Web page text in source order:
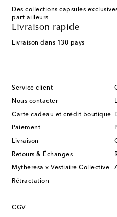
Des collections capsules
part ailleurs
Livraison rapide
Livraison dans 130 pays
Service client
Nous contacter
Carte cadeau et crédit boutique
Paiement
Livraison
Retours & Échanges
Mytheresa x Vestiaire Collective
Rétractation
CGV